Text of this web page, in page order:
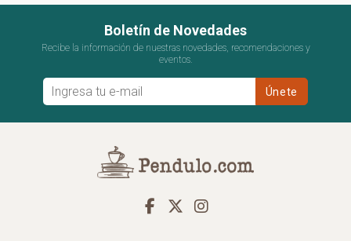
Boletín de Novedades
Recibe la información de nuestras novedades, recomendaciones y
eventos.